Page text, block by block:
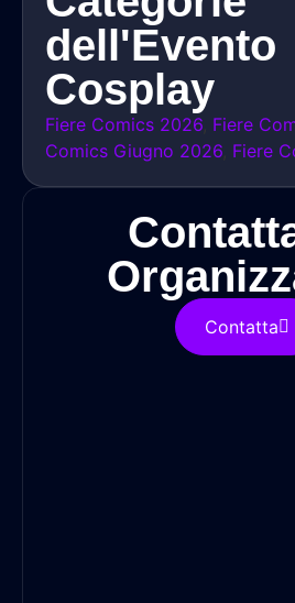
dell'Evento
Cosplay
Fiere Comics 2026 Fiere
Comics Giugno 2026 Fiere
Contatta